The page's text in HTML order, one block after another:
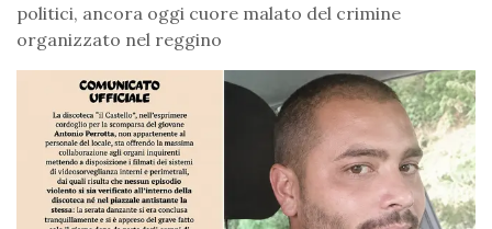
politici, ancora oggi cuore malato del crimine
organizzato nel reggino